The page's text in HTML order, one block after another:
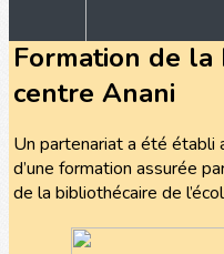
Formation de
centre Anani
Un partenariat a été établi
d’une formation assurée
de la bibliothécaire de